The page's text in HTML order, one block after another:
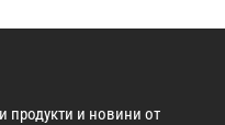
продукти и новини от